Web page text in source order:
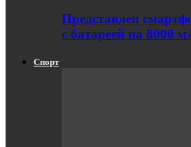
Представлен
с батареей на 8000
Спорт